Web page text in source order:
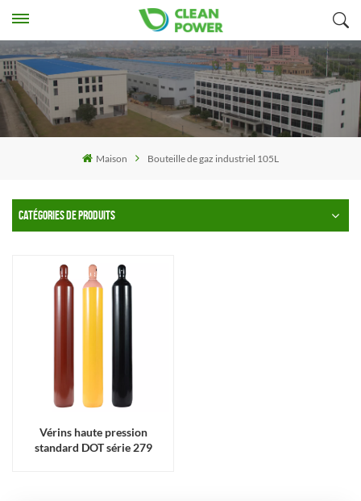
Maison Bouteille de gaz industriel 105L
CATÉGORIES DE PRODUITS
Vérins haute pression
standard DOT série 279